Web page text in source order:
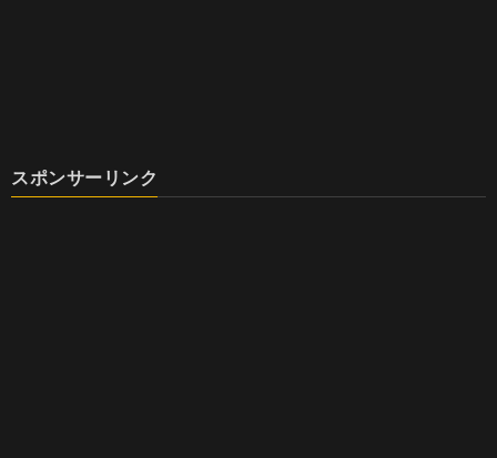
スポンサーリンク